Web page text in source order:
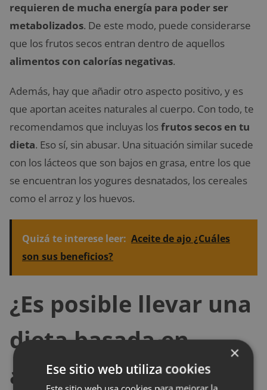
requieren de mucha energía para poder ser
metabolizados. De este modo, puede considerarse
que los frutos secos entran dentro de aquellos
alimentos con calorías negativas.
Además, hay que añadir otro aspecto positivo, y es
que aportan aceites naturales al cuerpo. Con todo, te
recomendamos que incluyas losfrutos secos en tu
dieta. Eso sí, sin abusar. Una situación similar sucede
con los lácteos que son bajos en grasa, entre los que
se encuentran los yogures desnatados, los cereales
como el arroz y los huevos.
Quizá te interese leer: Aceite de ajo ¿Cuáles
son sus beneficios?
¿Es posible llevar una
dieta basada en
alimentos con
×
Ese sitio web utiliza cookies